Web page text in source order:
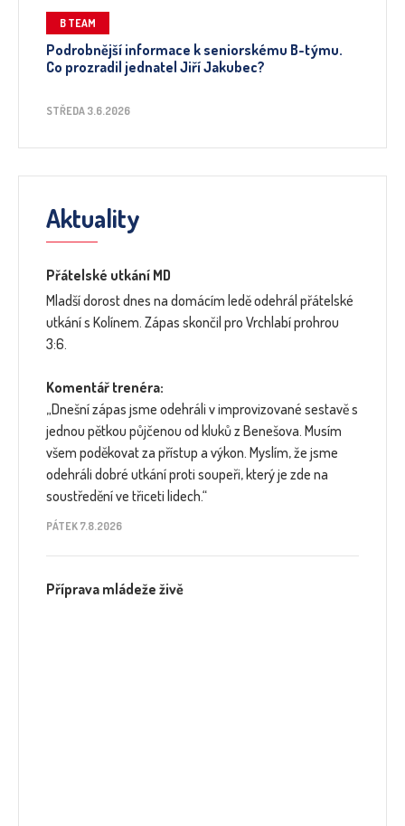
B TEAM
Podrobnější informace k seniorskému B-týmu.
Co prozradil jednatel Jiří Jakubec?
STŘEDA 3.6.2026
Aktuality
Přátelské utkání MD
Mladší dorost dnes na domácím ledě odehrál přátelské
utkání s Kolínem. Zápas skončil pro Vrchlabí prohrou
3:6.
Komentář trenéra:
„Dnešní zápas jsme odehráli v improvizované sestavě s
jednou pětkou půjčenou od kluků z Benešova. Musím
všem poděkovat za přístup a výkon. Myslím, že jsme
odehráli dobré utkání proti soupeři, který je zde na
soustředění ve třiceti lidech.“
PÁTEK 7.8.2026
Příprava mládeže živě